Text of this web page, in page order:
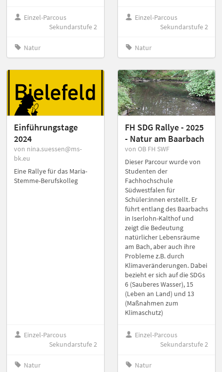
Einzel-Parcous
Sekundarstufe 2
Natur
Einzel-Parcous
Sekundarstufe 2
Natur
Einführungstage
2024
von nina.suessen@ms-
bk.eu
Eine Rallye für das Maria-
Stemme-Berufskolleg
Einzel-Parcous
Sekundarstufe 2
Natur
FH SDG Rallye - 2025
- Natur am Baarbach
von OB FH SWF
Dieser Parcour wurde von
Studenten der
Fachhochschule
Südwestfalen für
Schüler:innen erstellt. Er
führt entlang des Baarbachs
in Iserlohn-Kalthof und
zeigt die Bedeutung
natürlicher Lebensräume
am Bach, aber auch ihre
Probleme z.B. durch
Klimaveränderungen. Dabei
bezieht er sich auf die SDGs
6 (Sauberes Wasser), 15
(Leben an Land) und 13
(Maßnahmen zum
Klimaschutz)
Einzel-Parcous
Sekundarstufe 2
Natur